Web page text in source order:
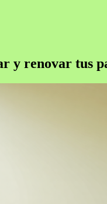
y renovar tus